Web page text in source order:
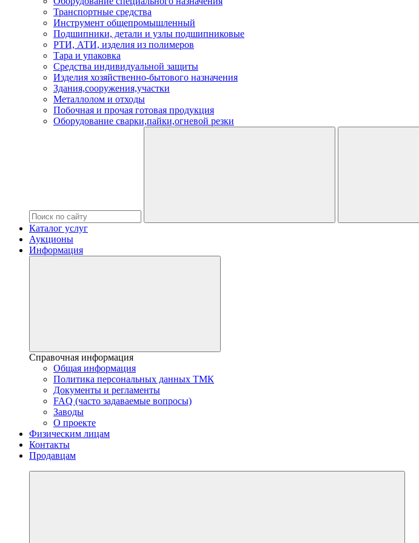
Транспортные средства
Инструмент общепромышленный
Подшипники, детали и узлы подшипниковые
РТИ, АТИ, изделия из полимеров
Тара и упаковка
Средства индивидуальной защиты
Изделия хозяйственно-бытового назначения
Здания,сооружения,участки
Металлолом и отходы
Побочная и прочая готовая продукция
Оборудование сварки,пайки,огневой резки
Каталог услуг
Аукционы
Информация
Справочная информация
Общая информация
Политика персональных данных ТМК
Документы и регламенты
FAQ (часто задаваемые вопросы)
Заводы
О проекте
Физическим лицам
Контакты
Продавцам